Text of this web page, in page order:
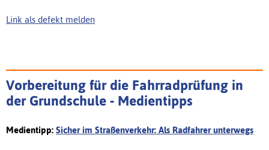
Link als defekt melden
Vorbereitung für die Fahrradprüfung in
der Grundschule - Medientipps
Medientipp: Sicher im Straßenverkehr: Als Radfahrer unterwegs